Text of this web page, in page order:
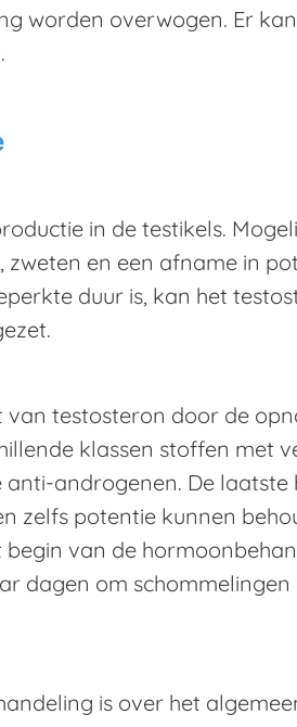
worden overwogen. Er
in de testikels.
en een afname in
duur is, kan het
testosteron door de
klassen stoffen met
androgenen. De laatste
zelfs potentie kunnen
van de
dagen om schommelingen
is over het